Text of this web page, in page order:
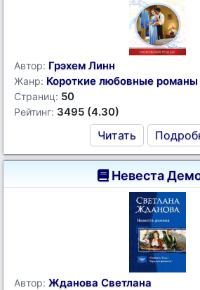
Автор: Грэхем Линн
Жанр: Короткие любовные романы
Страниц: 50
Рейтинг: 3495 (4.30)
Читать
Невеста
Автор: Жданова Светлана